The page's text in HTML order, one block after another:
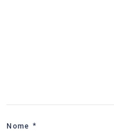
Nome*